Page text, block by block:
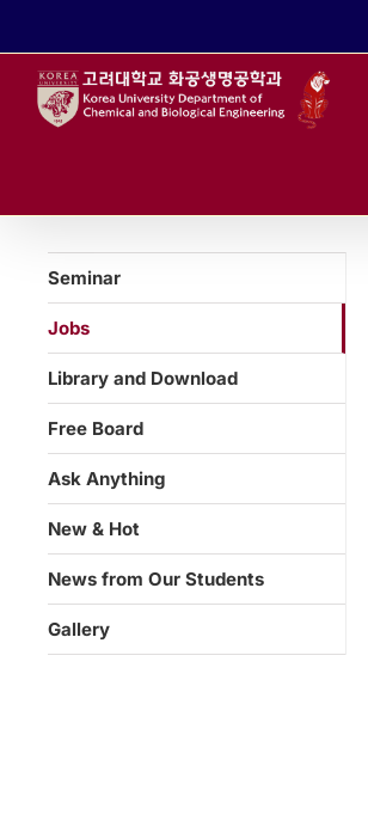
Seminar
Jobs
Library and Download
Free Board
Ask Anything
New & Hot
News from Our Students
Gallery